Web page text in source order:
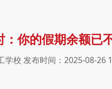
：你的假期余额已
学校 发布时间：2025-08-26